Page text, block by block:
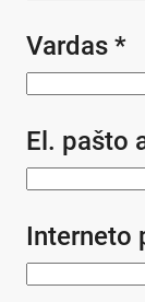
Vardas *
El. pašto
Interneto